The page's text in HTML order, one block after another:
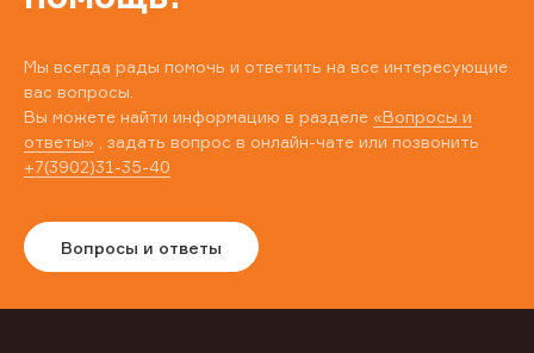
Мы всегда рады помочь и ответить на все интересующие
вас вопросы.
Вы можете найти информацию в разделе «Вопросы и
ответы» , задать вопрос в онлайн-чате или позвонить
+7(3902)31-35-40
Вопросы и ответы